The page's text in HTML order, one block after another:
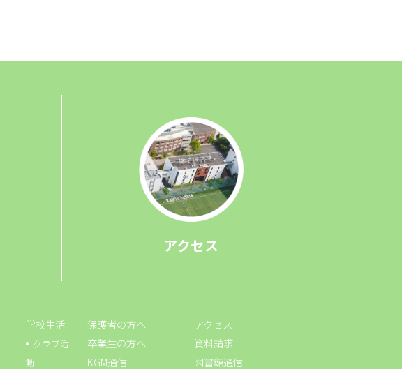
アクセス
学校生活
クラブ活
動
保護者の方へ
卒業生の方へ
KGM通信
アクセス
資料請求
図書館通信